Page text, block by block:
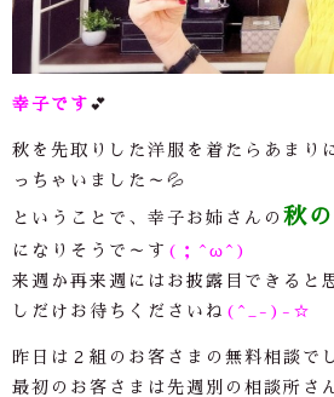
幸子です 💕
秋を先取りした洋服を着たらあまり
っちゃいました～💦
ということで、幸子お姉さんの 秋
になりそうで～す (；^ω^)
来週か再来週にはお披露目できると
しだけお待ちくださいね (^_-)-☆
昨日は２組のお客さまの無料相談で
最初のお客さまは先週別の相談所さ